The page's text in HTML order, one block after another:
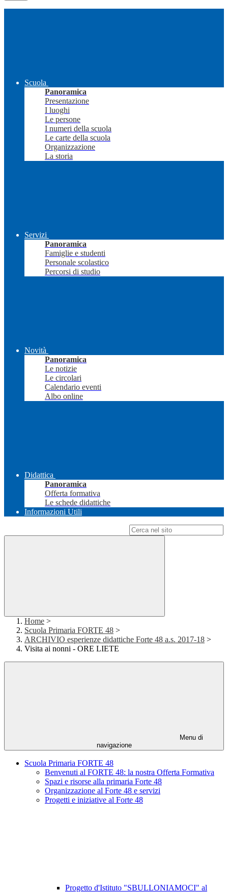
Scuola
Panoramica
Presentazione
I luoghi
Le persone
I numeri della scuola
Le carte della scuola
Organizzazione
La storia
Servizi
Panoramica
Famiglie e studenti
Personale scolastico
Percorsi di studio
Novità
Panoramica
Le notizie
Le circolari
Calendario eventi
Albo online
Didattica
Panoramica
Offerta formativa
Le schede didattiche
Informazioni Utili
Home >
Scuola Primaria FORTE 48 >
ARCHIVIO esperienze didattiche Forte 48 a.s. 2017-18 >
Visita ai nonni - ORE LIETE
Menu di
navigazione
Scuola Primaria FORTE 48
Benvenuti al FORTE 48: la nostra Offerta Formativa
Spazi e risorse alla primaria Forte 48
Organizzazione al Forte 48 e servizi
Progetti e iniziative al Forte 48
Progetto d'Istituto "SBULLONIAMOCI" al